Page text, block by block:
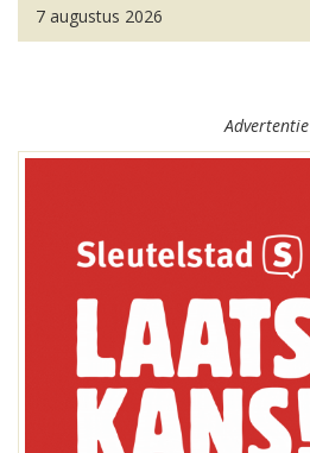
7 augustus 2026
Advertentie